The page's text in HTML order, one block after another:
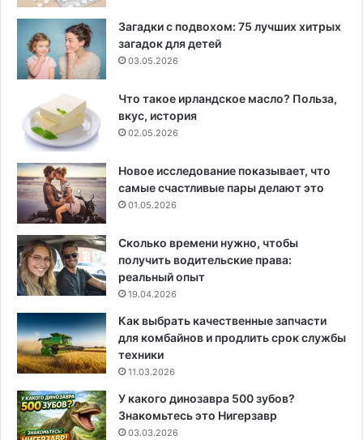
Загадки с подвохом: 75 лучших хитрых
загадок для детей
03.05.2026
Что такое ирландское масло? Польза,
вкус, история
02.05.2026
Новое исследование показывает, что
самые счастливые пары делают это
01.05.2026
Сколько времени нужно, чтобы
получить водительские права:
реальный опыт
19.04.2026
Как выбрать качественные запчасти
для комбайнов и продлить срок службы
техники
11.03.2026
У какого динозавра 500 зубов?
Знакомьтесь это Нигерзавр
03.03.2026